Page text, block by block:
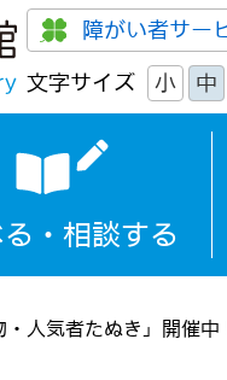
障がい者サー
文字サイズ 小 中
・相談する
人気者たぬき」開催中